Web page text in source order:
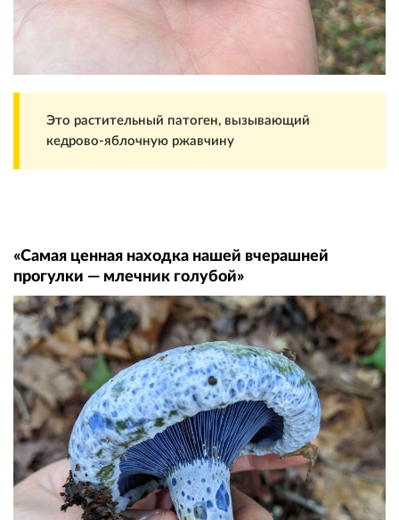
Это растительный патоген, вызывающий
кедрово-яблочную ржавчину
«Самая ценная находка нашей вчерашней
прогулки — млечник голубой»